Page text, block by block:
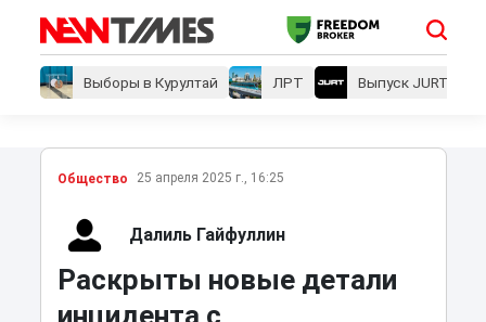
Выборы в Курултай ЛРТ Выпуск JURT
Общество 25 апреля 2025 г., 16:25
Далиль Гайфуллин
Раскрыты новые детали